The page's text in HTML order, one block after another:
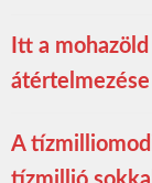
Itt a
A